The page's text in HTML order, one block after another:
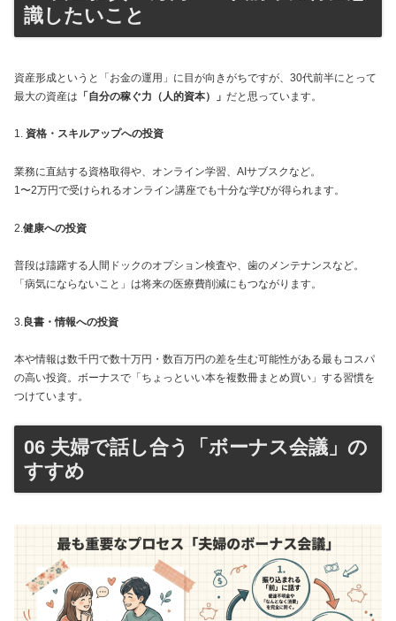
識したいこと
資産形成というと「お金の運用」に目が向きがちですが、30代前半にとって
最大の資産は 「自分の稼ぐ力（人的資本）」 だと思っています。
1. 資格・スキルアップへの投資
業務に直結する資格取得や、オンライン学習、AIサブスクなど。
1〜2万円で受けられるオンライン講座でも十分な学びが得られます。
2. 健康への投資
普段は躊躇する人間ドックのオプション検査や、歯のメンテナンスなど。
「病気にならないこと」は将来の医療費削減にもつながります。
3.良書・情報への投資
本や情報は数千円で数十万円・数百万円の差を生む可能性がある最もコスパ
の高い投資。ボーナスで「ちょっといい本を複数冊まとめ買い」する習慣を
つけています。
06 夫婦で話し合う「ボーナス会議」の
すすめ